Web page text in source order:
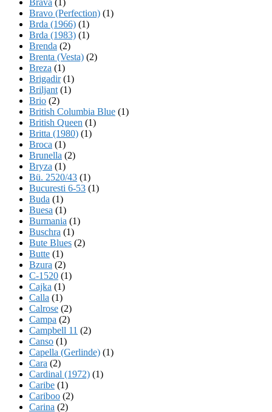
Bravo (Perfection) (1)
Brda (1966) (1)
Brda (1983) (1)
Brenda (2)
Brenta (Vesta) (2)
Breza (1)
Brigadir(1)
Briljant (1)
Brio (2)
British Columbia Blue (1)
British Queen (1)
Britta (1980) (1)
Broca (1)
Brunella (2)
Bryza (1)
Bü. 2520/43 (1)
Bucuresti 6-53 (1)
Buda (1)
Buesa (1)
Burmania (1)
Buschra (1)
Bute Blues (2)
Butte (1)
Bzura (2)
C-1520 (1)
Cajka (1)
Calla (1)
Calrose (2)
Campa (2)
Campbell 11 (2)
Canso (1)
Capella (Gerlinde) (1)
Cara (2)
Cardinal (1972) (1)
Caribe (1)
Cariboo (2)
Carina (2)